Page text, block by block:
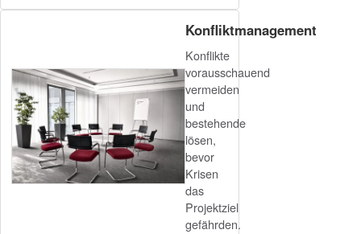
Konfliktmanagement
Konflikte
vorausschauend
vermeiden
und
bestehende
lösen,
bevor
Krisen
das
Projektziel
gefährden.